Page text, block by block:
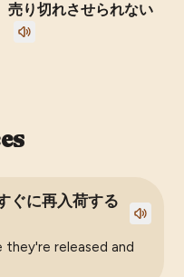
売り切れさせられない
ぐに再入荷する
released and